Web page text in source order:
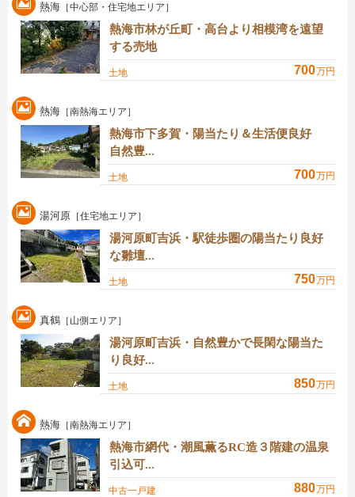
熱海 ［中心部・住宅地エリア］
熱海市林が丘町・高台より相模湾を遠望
する売地
土地 700万円
熱海 ［南熱海エリア］
熱海市下多賀・陽当たり＆生活便良好
自然豊...
土地 700万円
湯河原 ［住宅地エリア］
湯河原町吉浜・駅徒歩圏の陽当たり良好
な雛壇...
土地 750万円
真鶴 ［山側エリア］
湯河原町吉浜・自然豊かで長閑な陽当た
り良好...
土地 850万円
熱海 ［南熱海エリア］
熱海市網代・潮風薫るRC造３階建の温泉
引込可...
中古一戸建 880万円